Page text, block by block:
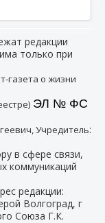
редакции
только при
газета о жизни
ЭЛ № ФС
Учредитель:
в сфере связи,
коммуникаций
редакции:
Волгоград, г
Союза Г.К.